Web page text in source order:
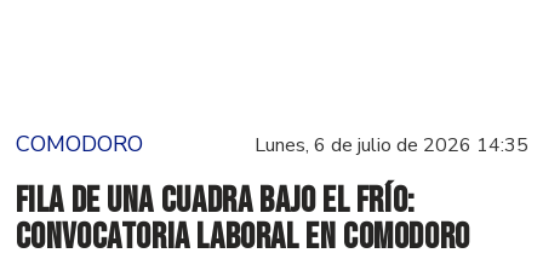
COMODORO Lunes, 6 de julio de 2026 14:35
Fila de una cuadra bajo el frío:
convocatoria laboral en Comodoro